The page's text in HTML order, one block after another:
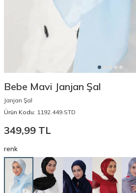
Bebe Mavi Janjan Şal
Janjan Şal
Ürün Kodu: 1192.449.STD
349,99 TL
renk